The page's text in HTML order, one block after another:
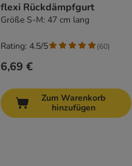
flexi Rückdämpfgurt
Größe S-M: 47 cm lang
6,69 €
Rating: 4.5/5 (60)
Zum Warenkorb
hinzufügen